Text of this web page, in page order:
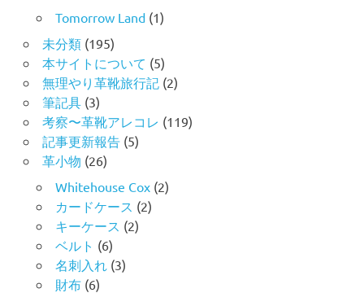
Tomorrow Land(1)
未分類(195)
本サイトについて (5)
無理やり革靴旅行記 (2)
筆記具(3)
考察〜革靴アレコレ (119)
記事更新報告(5)
革小物 (26)
Whitehouse Cox(2)
カードケース (2)
キーケース (2)
ベルト (6)
名刺入れ (3)
財布(6)